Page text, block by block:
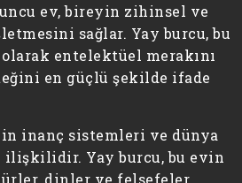
ev, bireyin zihinsel ve
sağlar. Yay burcu, bu
entelektüel merakını
en güçlü şekilde ifade
inanç sistemleri ve dünya
ilişkilidir. Yay burcu, bu evin
dinler ve felsefeler